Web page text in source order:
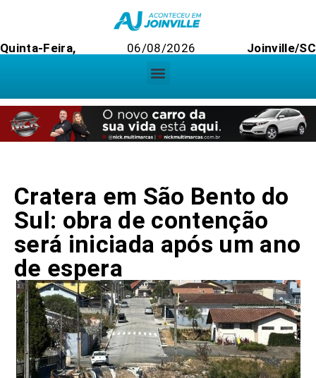
Quinta-Feira, 06/08/2026 Joinville/SC
Cratera em São Bento do
Sul: obra de contenção
será iniciada após um ano
de espera